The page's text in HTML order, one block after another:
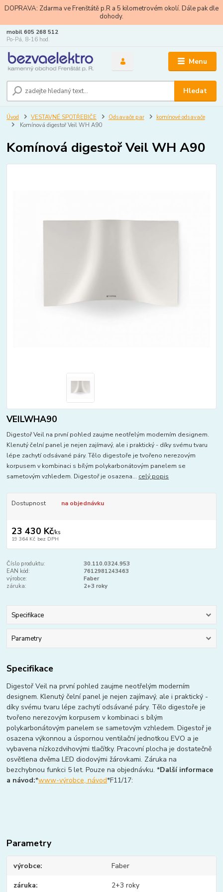
DOPRAVA: Zdarma ve Frenštátě p.R a 5 kilometrovém okolí. Dále pak dle
dohody.
Menu
Hledat
mobil 605 268 512
Po-Pá, 8-16 hod.
Úvod VESTAVNÉ SPOTŘEBIČE Odsavače par
komínové odsavače
Komínová digestoř Veil WH A90
Komínová digestoř Veil WH A90
VEILWHA90
Digestoř Veil na první pohled zaujme neotřelým moderním designem.
Klenutý čelní panel je nejen zajímavý, ale i praktický - díky svému tvaru
lépe zachytí odsávané páry. Tělo digestoře je tvořeno nerezovým
korpusem v kombinaci s bílým polykarbonátovým panelem se
sametovým vzhledem. Digestoř je osazena... celý popis
Dostupnost na objednávku
23 430 Kč/ks
19 364 Kč bez DPH
Číslo produktu:
30.110.0324.953
EAN kód:
7612981243463
výrobce:
Faber
záruka:
2+3 roky
Specifikace
Parametry
Specifikace
Digestoř Veil na první pohled zaujme neotřelým moderním
designem. Klenutý čelní panel je nejen zajímavý, ale i praktický -
díky svému tvaru lépe zachytí odsávané páry. Tělo digestoře je
tvořeno nerezovým korpusem v kombinaci s bílým
polykarbonátovým panelem se sametovým vzhledem. Digestoř je
osazena výkonnou a úspornou ventilační jednotkou EVO a je
vybavena nízkozdvihovými tlačítky. Pracovní plocha je dostatečně
osvětlena dvěma LED diodovými žárovkami. Záruka na
bezchybnou funkci 5 let. Pouze na objednávku. *Další informace
a návod:*www-výrobce, návod*F11/17:
Parametry
výrobce Faber
záruka 2+3 roky